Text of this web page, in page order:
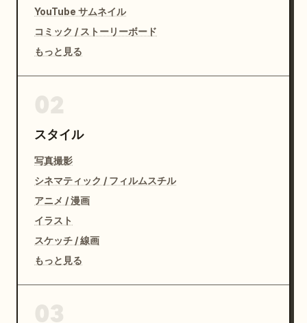
YouTube サムネイル
コミック / ストーリーボード
もっと見る
スタイル
写真撮影
シネマティック / フィルムスチル
アニメ / 漫画
イラスト
スケッチ / 線画
もっと見る